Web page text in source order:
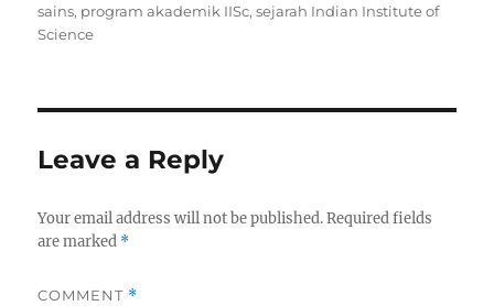
sains, program akademik IISc,sejarah Indian Institute of
Science
Leave a Reply
Your email address will not be published. Required fields
are marked *
COMMENT *